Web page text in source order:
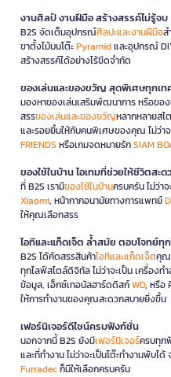
งานศิลป์ งานฝีมือ สร้างสรรค์ไม่รู้จบ
B2S จัดเต็มอุปกรณ์ศิลปะและงานฝีมือส
ขาตั้งไม้บนโต๊ะPyramidและอุปกรณ์
สร้างสรรค์ได้อย่างไร้ขีดจำกัด
ของเล่นและของขวัญ สุดพิเศษทุกเท
มองหาของเล่นเสริมพัฒนาการ หรือขอ
สรรของเล่นและของขวัญหลากหลายสไ
และรอยยิ้มให้กับคนพิเศษของคุณ ไม่ว่า
FRIENDS หรือเกมจดหมายรักSIAM
ของใช้ในบ้าน ไอเทมที่ช่วยให้ชีวิตสะ
ที่ B2S เรามีของใช้ในบ้านครบครัน ไม่ว่า
Xiaomi, หน้ากากอนามัยทางการแพทย์
ให้คุณเลือกสรร
ไอทีและแก็ดเจ็ต ล้ำสมัย ตอบโจทย์ทุ
B2S ได้คัดสรรสินค้าไอทีและแก็ดเจ็ตคุณ
ทุกไลฟ์สไตล์ดิจิทัล ไม่ว่าจะเป็น เครื่องทำ
ข้อมูล, เอ็กซ์เทอนัลฮาร์ดดิสก์WD, หรือ
ให้การทำงานของคุณสะดวกสบายยิ่งขึ้น
เฟอร์นิเจอร์ดีไซน์ครบฟังก์ชั่น
นอกจากนี้ B2S ยังมีเฟอร์นิเจอร์ครบทุก
และที่ทำงาน ไม่ว่าจะเป็นโต๊ะทำงานพับไ
Furradecก็มีให้เลือกครบครัน